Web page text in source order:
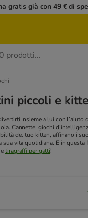
gratis già con 49 € di
piccoli e
insieme a lui con l’aiuto
Cannette, giochi
del tuo kitten, affinano i
vita quotidiana. E in questa
tiragraffi per gatti!